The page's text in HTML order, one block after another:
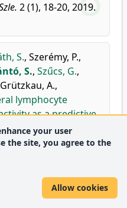
2 (1), 18-20, 2019.
S., Szerémy, P.,
S., Szűcs, G.,
Grützkau, A.,
lymphocyte
as a predictive
response in
your user
the site, you agree to the
Allow cookies